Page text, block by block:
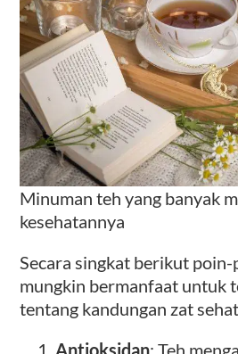
Minuman teh yang banyak
kesehatannya
Secara singkat berikut poin-
mungkin bermanfaat untuk
tentang kandungan zat